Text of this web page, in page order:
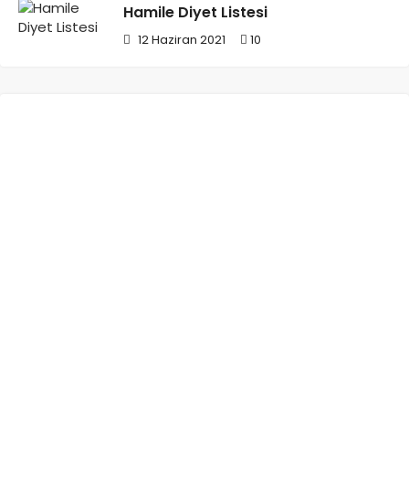
Hamile Diyet Listesi
12 Haziran 2021 10